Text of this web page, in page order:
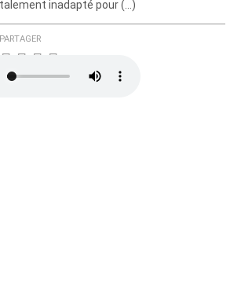
inadapté pour (…)
PARTAGER